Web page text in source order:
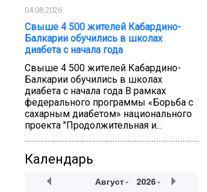
04.08.2026
Свыше 4 500 жителей Кабардино-
Балкарии обучились в школах
диабета с начала года
Свыше 4 500 жителей Кабардино-
Балкарии обучились в школах
диабета с начала года В рамках
федерального программы «Борьба с
сахарным диабетом» национального
проекта "Продолжительная и...
Календарь
Август 2026